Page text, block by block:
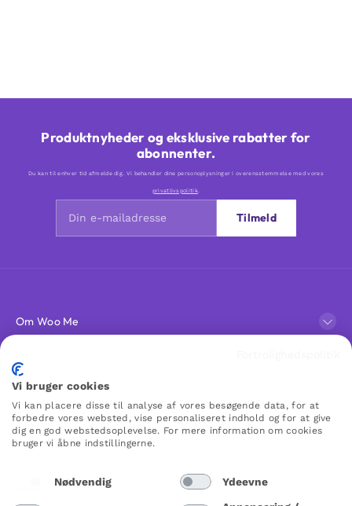
Produktnyheder og eksklusive rabatter for
abonnenter.
Du kan til enhver tid afmelde dig. Vi behandler dine personoplysninger i overensstemmelse med vores
privatlivspolitik.
Tilmeld
Om Woo Me
Kundeservice
Favoritter
WOO ME
Vi bruger cookies
Vi kan placere disse til analyse af vores besøgende data, for at
forbedre vores websted, vise personaliseret indhold og for at give
dig en god webstedsoplevelse. For mere information om cookies
bruger vi åbne indstillingerne.
Nødvendig Ydeevne